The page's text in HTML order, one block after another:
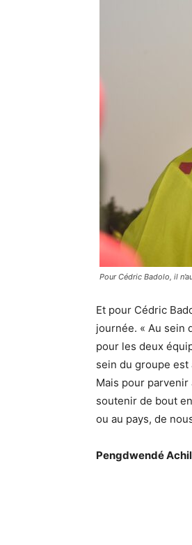
Pour Cédric Badolo, il
Et pour Cédric
journée. « Au sein
pour les deux
sein du groupe est
Mais pour
soutenir de bout
ou au pays, de
Pengdwendé